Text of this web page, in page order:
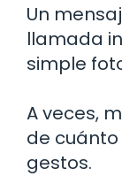
Un
llamada
simple
A veces,
de
gestos.